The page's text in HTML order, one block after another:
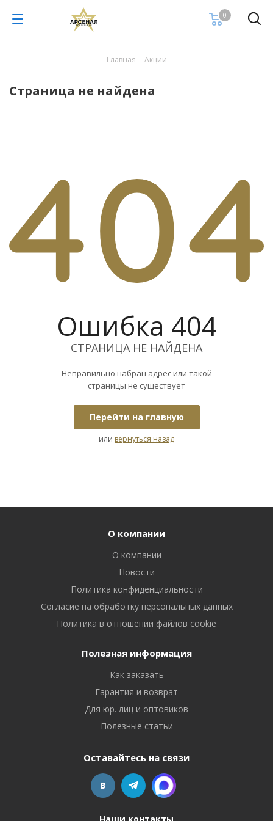
0
Главная - Акции
Страница не найдена
Ошибка 404
СТРАНИЦА НЕ НАЙДЕНА
Неправильно набран адрес или такой
страницы не существует
Перейти на главную
или вернуться назад
О компании
О компании
Новости
Политика конфиденциальности
Согласие на обработку персональных данных
Политика в отношении файлов cookie
Полезная информация
Как заказать
Гарантия и возврат
Для юр. лиц и оптовиков
Полезные статьи
Оставайтесь на связи